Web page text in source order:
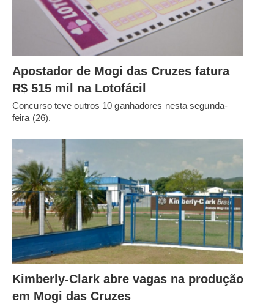
Apostador de Mogi das Cruzes fatura
R$ 515 mil na Lotofácil
Concurso teve outros 10 ganhadores nesta segunda-
feira (26).
Kimberly-Clark abre vagas na produção
em Mogi das Cruzes